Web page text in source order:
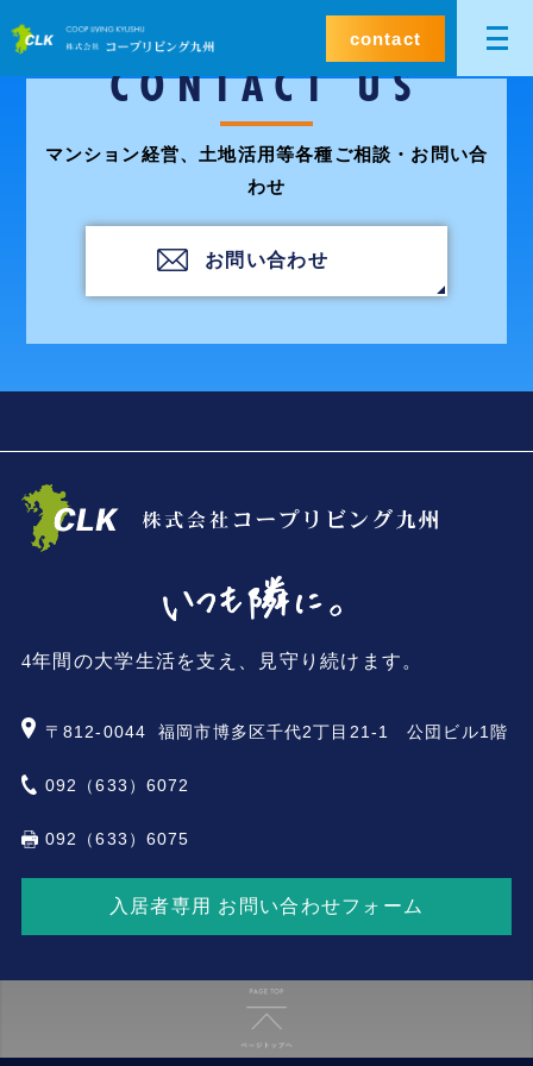
contact
CONTACT US
マンション経営、土地活用等各種ご相談・お問い合
わせ
お問い合わせ
4年間の大学生活を支え、見守り続けます。
〒812-0044 福岡市博多区千代2丁目21-1 公団ビル1階
092（633）6072
092（633）6075
入居者専用 お問い合わせフォーム